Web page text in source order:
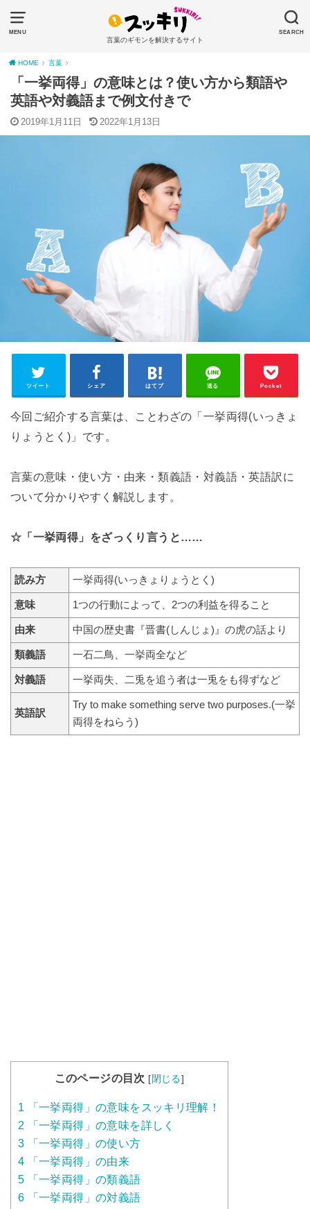
MENU SEARCH
言葉のギモンを解決するサイト
HOME 言葉
「一挙両得」の意味とは？使い方から類語や
英語や対義語まで例文付きで
2019年1月11日 2022年1月13日
ツイート シェア はてブ 送る Pocket
今回ご紹介する言葉は、ことわざの「一挙両得(いっきょ
りょうとく)」です。
言葉の意味・使い方・由来・類義語・対義語・英語訳に
ついて分かりやすく解説します。
☆「一挙両得」をざっくり言うと……
読み方 一挙両得(いっきょりょうとく)
意味 1つの行動によって、2つの利益を得ること
由来 中国の歴史書『晋書(しんじょ)』の虎の話より
類義語 一石二鳥、一挙両全など
対義語 一挙両失、二兎を追う者は一兎をも得ずなど
英語訳
Try to make something serve two purposes.(一挙
両得をねらう)
このページの目次 [閉じる]
1 「一挙両得」の意味をスッキリ理解！
2 「一挙両得」の意味を詳しく
3 「一挙両得」の使い方
4 「一挙両得」の由来
5 「一挙両得」の類義語
6 「一挙両得」の対義語